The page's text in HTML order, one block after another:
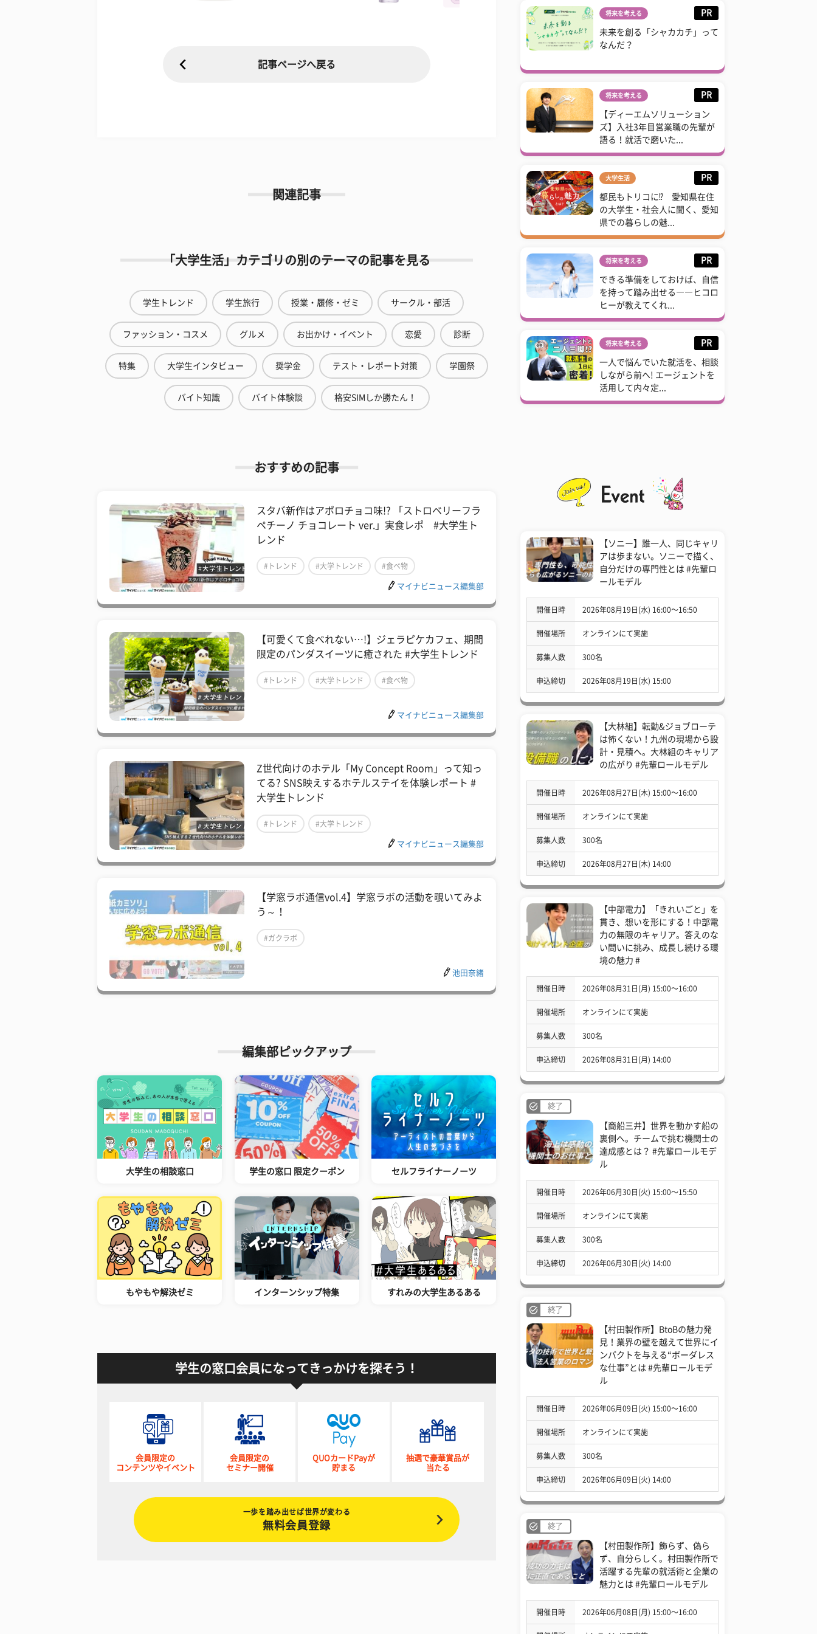
記事ページへ戻る
関連記事
「大学生活」カテゴリの別のテーマの記事を見る
学生トレンド 学生旅行 授業・履修・ゼミ サークル・部活
ファッション・コスメ グルメ お出かけ・イベント 恋愛 診断
特集 大学生インタビュー 奨学金 テスト・レポート対策 学園祭
バイト知識 バイト体験談 格安SIMしか勝たん！
おすすめの記事
スタバ新作はアポロチョコ味!? 「ストロベリーフラ
ペチーノ チョコレート ver.」実食レポ #大学生ト
レンド
#トレンド #大学トレンド #食べ物
マイナビニュース編集部
【可愛くて食べれない…!】ジェラピケカフェ、期間
限定のパンダスイーツに癒された #大学生トレンド
#トレンド #大学トレンド #食べ物
マイナビニュース編集部
Z世代向けのホテル「My Concept Room」って知っ
てる? SNS映えするホテルステイを体験レポート #
大学生トレンド
#トレンド #大学トレンド
マイナビニュース編集部
【学窓ラボ通信vol.4】学窓ラボの活動を覗いてみよ
う～！
#ガクラボ
池田奈緒
編集部ピックアップ
大学生の相談窓口 学生の窓口 限定クーポン セルフライナーノーツ
もやもや解決ゼミ インターンシップ特集 すれみの大学生あるある
学生の窓口会員になってきっかけを探そう！
会員限定の
コンテンツやイベント
会員限定の
セミナー開催
QUOカードPayが
貯まる
抽選で豪華賞品が
当たる
一歩を踏み出せば世界が変わる
無料会員登録
将来を考える PR
未来を創る「シャカカチ」って
なんだ？
将来を考える PR
【ディーエムソリューション
ズ】入社3年目営業職の先輩が
語る！就活で磨いた...
大学生活 PR
都民もトリコに⁉ 愛知県在住
の大学生・社会人に聞く、愛知
県での暮らしの魅...
将来を考える PR
できる準備をしておけば、自信
を持って踏み出せる――ヒコロ
ヒーが教えてくれ...
将来を考える PR
一人で悩んでいた就活を、相談
しながら前へ! エージェントを
活用して内々定...
【ソニー】誰一人、同じキャリ
アは歩まない。ソニーで描く、
自分だけの専門性とは #先輩ロ
ールモデル
開催日時 2026年08月19日(水) 16:00〜16:50
開催場所 オンラインにて実施
募集人数 300名
申込締切 2026年08月19日(水) 15:00
【大林組】転勤&ジョブローテ
は怖くない！九州の現場から設
計・見積へ。大林組のキャリア
の広がり #先輩ロールモデル
開催日時 2026年08月27日(木) 15:00〜16:00
開催場所 オンラインにて実施
募集人数 300名
申込締切 2026年08月27日(木) 14:00
【中部電力】「きれいごと」を
貫き、想いを形にする！中部電
力の無限のキャリア。答えのな
い問いに挑み、成長し続ける環
境の魅力 #
開催日時 2026年08月31日(月) 15:00〜16:00
開催場所 オンラインにて実施
募集人数 300名
申込締切 2026年08月31日(月) 14:00
終了
【商船三井】世界を動かす船の
裏側へ。チームで挑む機関士の
達成感とは？ #先輩ロールモデ
ル
開催日時 2026年06月30日(火) 15:00〜15:50
開催場所 オンラインにて実施
募集人数 300名
申込締切 2026年06月30日(火) 14:00
終了
【村田製作所】BtoBの魅力発
見！業界の壁を越えて世界にイ
ンパクトを与える“ボーダレス
な仕事”とは #先輩ロールモデ
ル
開催日時 2026年06月09日(火) 15:00〜16:00
開催場所 オンラインにて実施
募集人数 300名
申込締切 2026年06月09日(火) 14:00
終了
【村田製作所】飾らず、偽ら
ず、自分らしく。村田製作所で
活躍する先輩の就活術と企業の
魅力とは #先輩ロールモデル
開催日時 2026年06月08日(月) 15:00〜16:00